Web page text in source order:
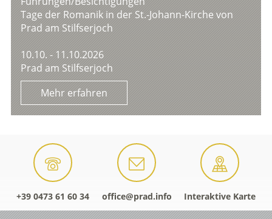
Tage der Romanik in der St.-Johann-Kirche von
Prad am Stilfserjoch
10.10. - 11.10.2026
Prad am Stilfserjoch
Mehr erfahren
+39 0473 61 60 34 office@prad.info Interaktive Karte